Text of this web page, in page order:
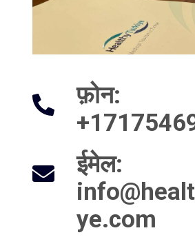
फ़ोन:
ईमेल:
ye.com